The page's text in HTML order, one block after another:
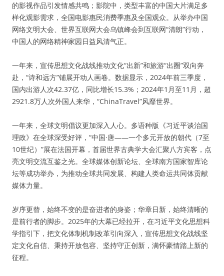
的影视作品引发情感共鸣；影院中，类型丰富的中国大片满足多
样化观影需求，全国电影惠民消费季惠及全国观众。从举办中国
网络文明大会、世界互联网大会乌镇峰会到互联网“清朗”行动，
中国人的网络精神家园日益风清气正。
一年来，宣传思想文化战线推动文化“出新”和旅游“出圈”双向奔
赴，“诗和远方”铺展开动人画卷。数据显示，2024年前三季度，
国内出游人次42.37亿，同比增长15.3%；2024年1月至11月，超
2921.8万人次外国人来华，“ChinaTravel”风靡世界。
一年来，全球文明倡议更加深入人心。多语种版《习近平谈治国
理政》在全球深受好评，“中国·唐——一个多元开放的朝代（7至
10世纪）”展在法国开幕，首届世界古典学大会汇聚八方宾客，点
亮文明交流互鉴之光。全球媒体创新论坛、全球南方国家智库论
坛等成功举办，为推动全球共同发展、构建人类命运共同体贡献
媒体力量。
岁序更替，始终不变的是奋进者的身姿；华章日新，始终清晰的
是前行者的脚步。2025年的大幕已经拉开，在习近平文化思想科
学指引下，把文化体制机制改革引向深入，宣传思想文化战线坚
定文化自信、秉持开放包容、坚持守正创新，满怀豪情踏上新的
征程。